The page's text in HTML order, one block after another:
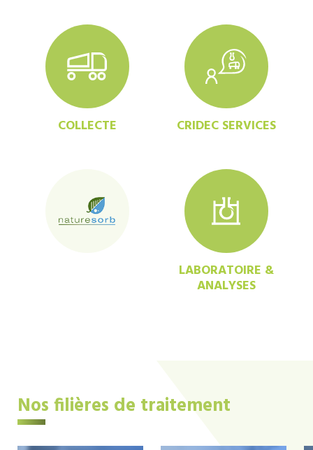
COLLECTE CRIDEC SERVICES
LABORATOIRE &
ANALYSES
Nos filières de traitement